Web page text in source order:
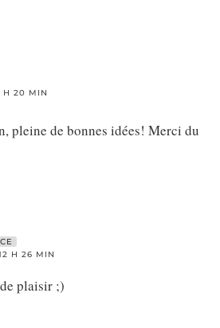
H 20 MIN
pleine de bonnes idées! Merci du
H 26 MIN
plaisir ;)